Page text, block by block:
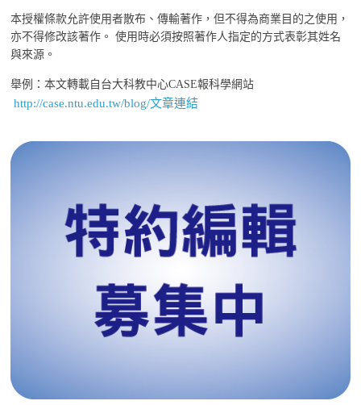
本授權條款允許使用者散布、傳輸著作，但不得為商業目的之使用，
亦不得修改該著作。 使用時必須按照著作人指定的方式表彰其姓名
與來源。
舉例：本文轉載自台大科教中心CASE報科學網站
http://case.ntu.edu.tw/blog/文章連結